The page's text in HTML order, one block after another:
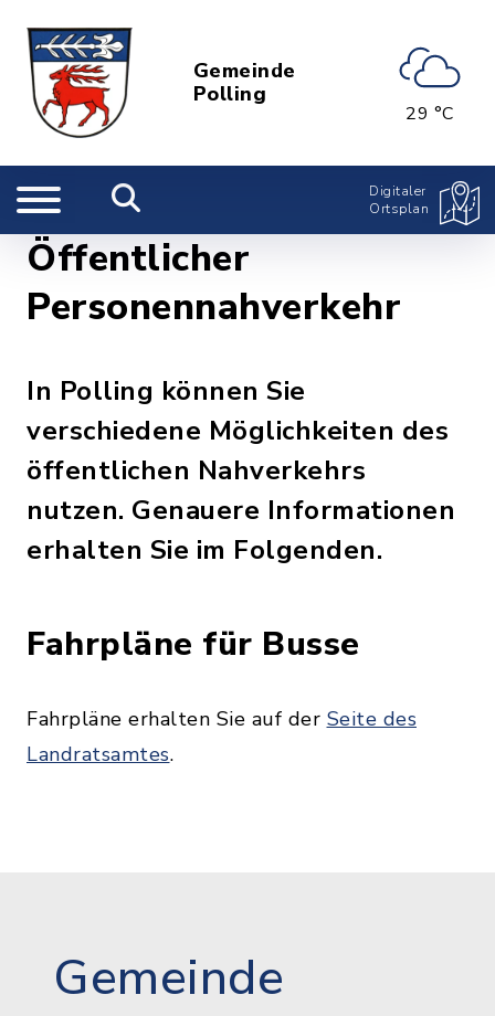
Gemeinde
Polling
29 °C
Digitaler
Ortsplan
Öffentlicher
Personennahverkehr
In Polling können Sie
verschiedene Möglichkeiten des
öffentlichen Nahverkehrs
nutzen. Genauere Informationen
erhalten Sie im Folgenden.
Fahrpläne für Busse
Fahrpläne erhalten Sie auf der Seite des
Landratsamtes.
Gemeinde